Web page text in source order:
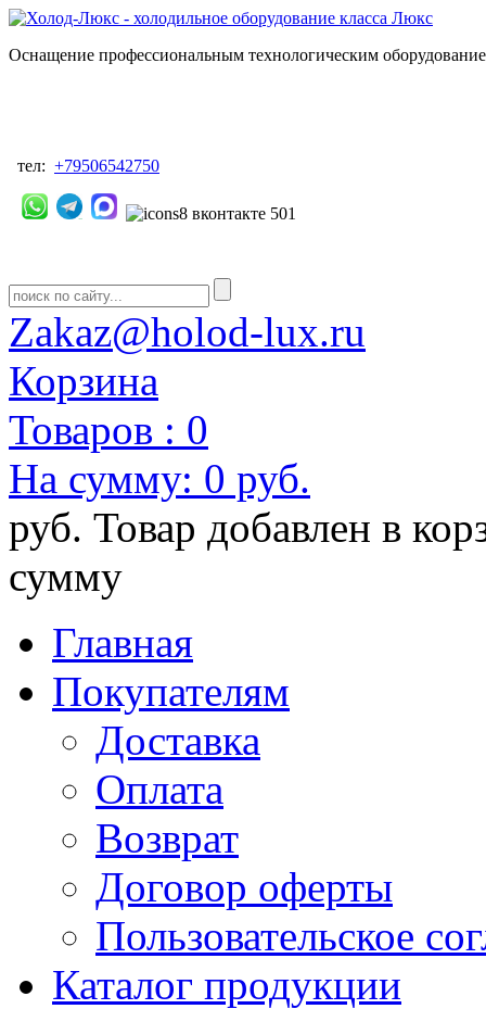
Оснащение профессиональным технологическим
тел: +79506542750
Zakaz@holod-lux.ru
Корзина
Товаров : 0
На сумму: 0 руб.
руб. Товар добавлен в
сумму
Главная
Покупателям
Доставка
Оплата
Возврат
Договор оферты
Пользовательское
Каталог продукции